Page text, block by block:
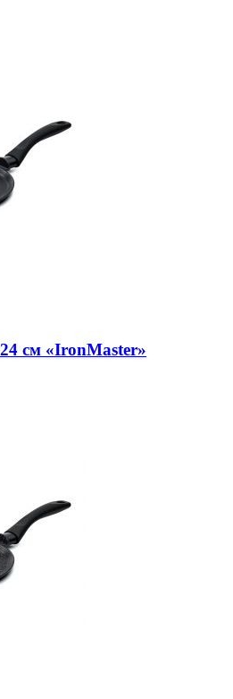
см «IronMaster»